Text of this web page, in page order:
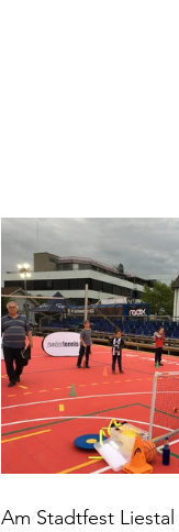
Am Stadtfest